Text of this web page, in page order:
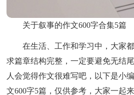
关于叙事的作文600字合集5篇
在生活、工作和学习中，大家
求篇章结构完整，一定要避免无结
人会觉得作文很难写吧，以下是小
文600字5篇，仅供参考，大家一起来